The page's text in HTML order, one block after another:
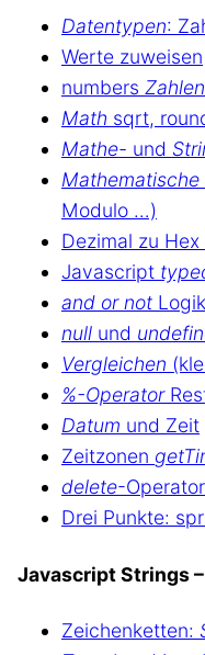
Datentypen:
Werte zuweisen
numbers Zahlen
Math sqrt,
Mathe- und
Mathematische
Modulo …)
Dezimal zu
Javascript
and or not
null und
Vergleichen
%-Operator
Datum und Zeit
Zeitzonen
delete-
Drei Punkte:
Javascript Strings
Zeichenketten: